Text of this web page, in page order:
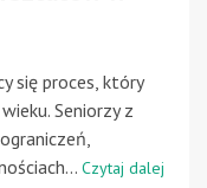
się proces, który
Seniorzy z
Czytaj dalej